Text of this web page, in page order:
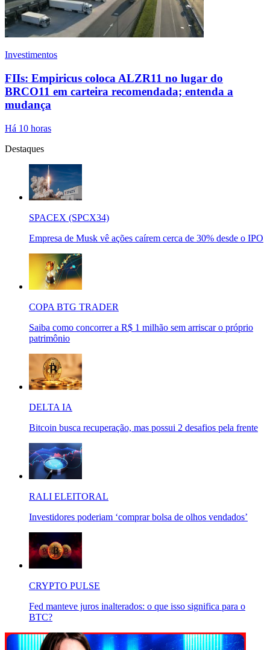
Investimentos
FIIs: Empiricus coloca ALZR11 no lugar do
BRCO11 em carteira recomendada; entenda a
mudança
Há 10 horas
Destaques
SPACEX (SPCX34)
Empresa de Musk vê ações caírem cerca de 30% desde o IPO
COPA BTG TRADER
Saiba como concorrer a R$ 1 milhão sem arriscar o próprio
patrimônio
DELTA IA
Bitcoin busca recuperação, mas possui 2 desafios pela frente
RALI ELEITORAL
Investidores poderiam ‘comprar bolsa de olhos vendados’
CRYPTO PULSE
Fed manteve juros inalterados: o que isso significa para o
BTC?